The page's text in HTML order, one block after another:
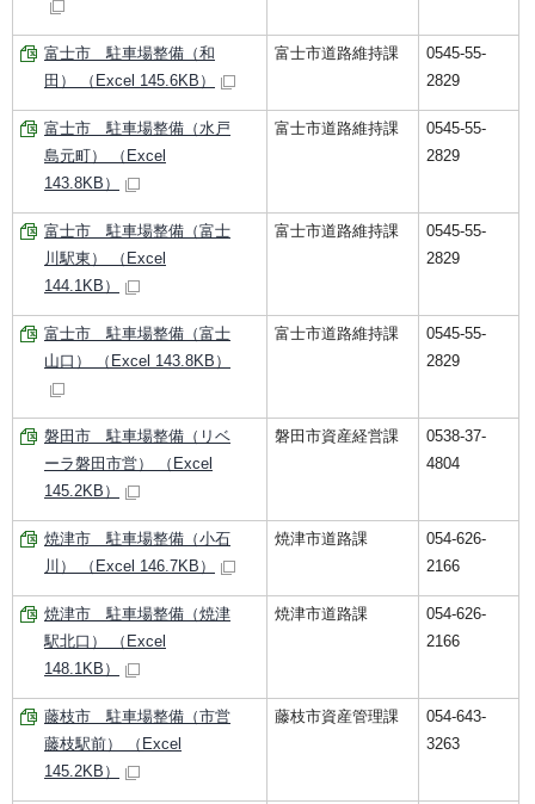
富士市 駐車場整備（和
田） （Excel 145.6KB）
富士市道路維持課
0545-55-
2829
富士市 駐車場整備（水戸
島元町） （Excel
143.8KB）
富士市道路維持課
0545-55-
2829
富士市 駐車場整備（富士
川駅東） （Excel
144.1KB）
富士市道路維持課
0545-55-
2829
富士市 駐車場整備（富士
山口） （Excel 143.8KB）
富士市道路維持課
0545-55-
2829
磐田市 駐車場整備（リベ
ーラ磐田市営） （Excel
145.2KB）
磐田市資産経営課
0538-37-
4804
焼津市 駐車場整備（小石
川） （Excel 146.7KB）
焼津市道路課
054-626-
2166
焼津市 駐車場整備（焼津
駅北口） （Excel
148.1KB）
焼津市道路課
054-626-
2166
藤枝市 駐車場整備（市営
藤枝駅前） （Excel
145.2KB）
藤枝市資産管理課
054-643-
3263